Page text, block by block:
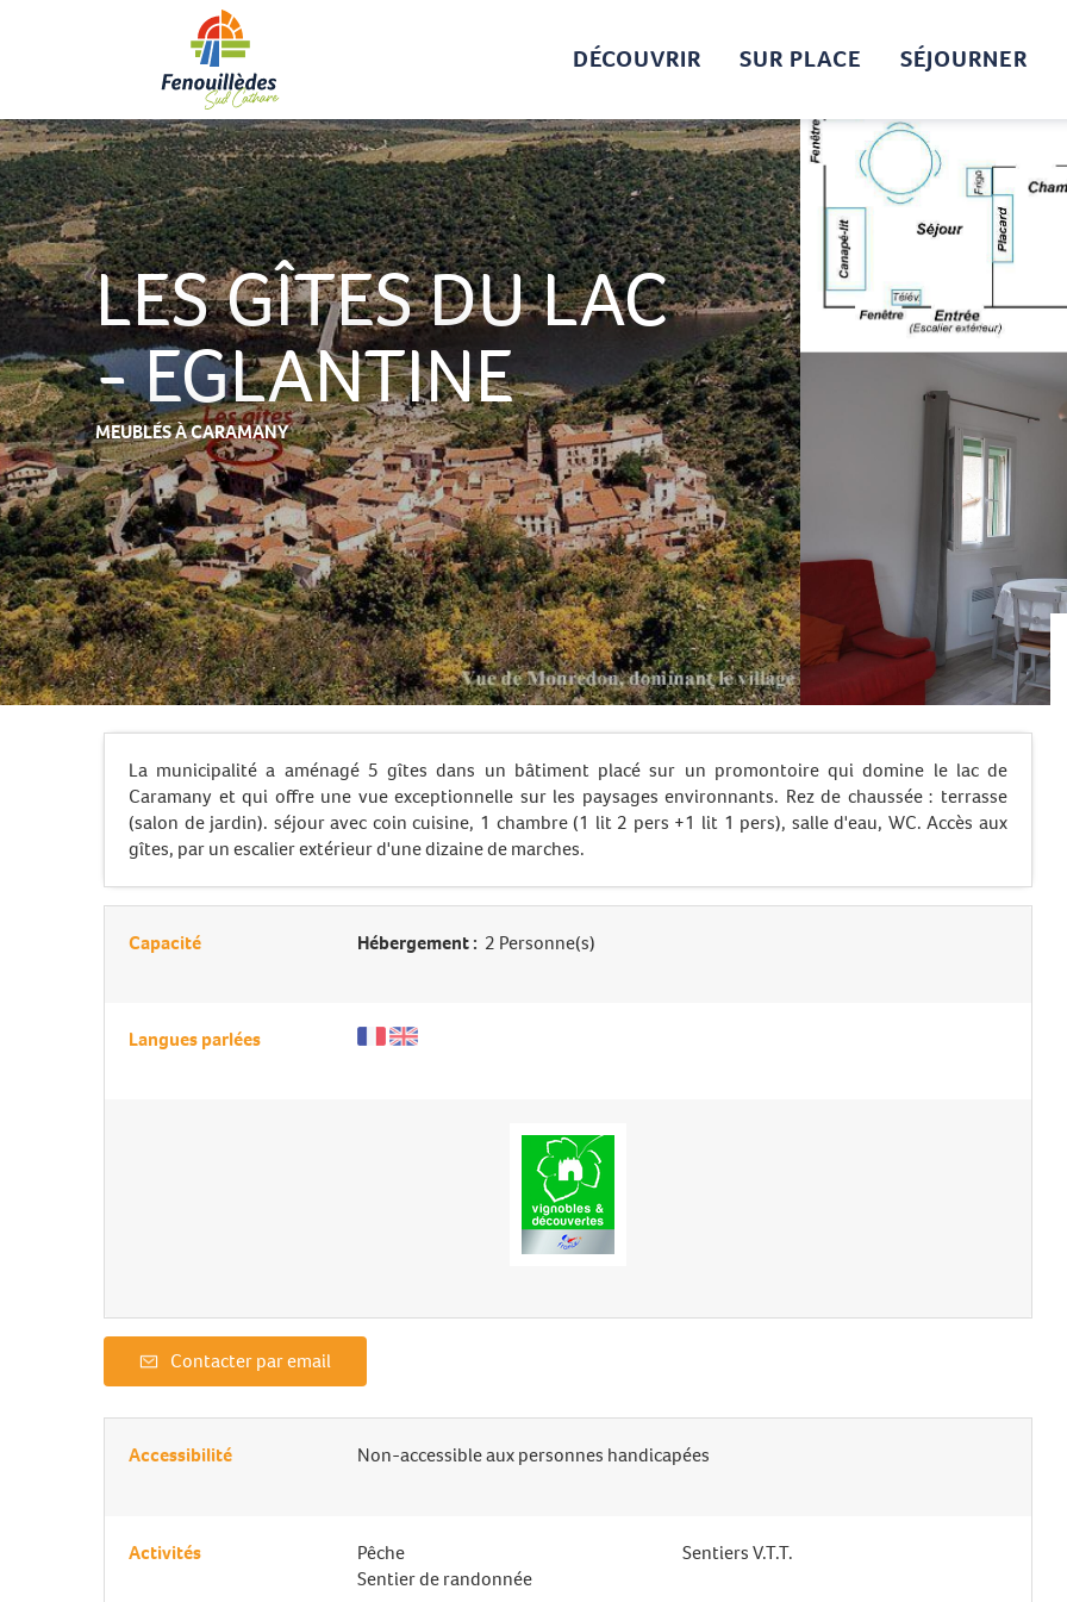
DÉCOUVRIR SUR PLACE SÉJOURNER
LES GÎTES DU LAC
- EGLANTINE
MEUBLÉSÀ CARAMANY
La municipalité a aménagé 5 gîtes dans un bâtiment placé sur un promontoire qui domine le lac de
Caramany et qui offre une vue exceptionnelle sur les paysages environnants. Rez de chaussée : terrasse
(salon de jardin). séjour avec coin cuisine, 1 chambre (1 lit 2 pers +1 lit 1 pers), salle d'eau, WC. Accès aux
gîtes, par un escalier extérieur d'une dizaine de marches.
Capacité Hébergement : 2 Personne(s)
Langues parlées
Contacter par email
Accessibilité Non-accessible aux personnes handicapées
Activités
Pêche
Sentier de randonnée
Sentiers V.T.T.